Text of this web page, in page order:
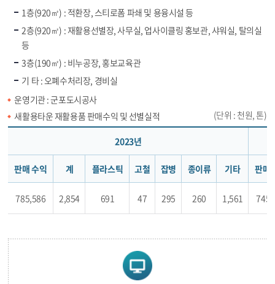
1층(920㎡) : 적환장, 스티로폼 파쇄 및 용융시설 등
2층(920㎡) : 재활용선별장, 사무실, 업사이클링 홍보관, 샤워실, 탈의실
등
3층(190㎡) : 비누공장, 홍보교육관
기 타 : 오폐수처리장, 경비실
운영기관 : 군포도시공사
새활용타운 재활용품 판매수익 및 선별실적
(단위 : 천원, 톤)
2023년
판매 수익 계 플라스틱 고철 잡병 종이류 기타 판매
785,586 2,854 691 47 295 260 1,561